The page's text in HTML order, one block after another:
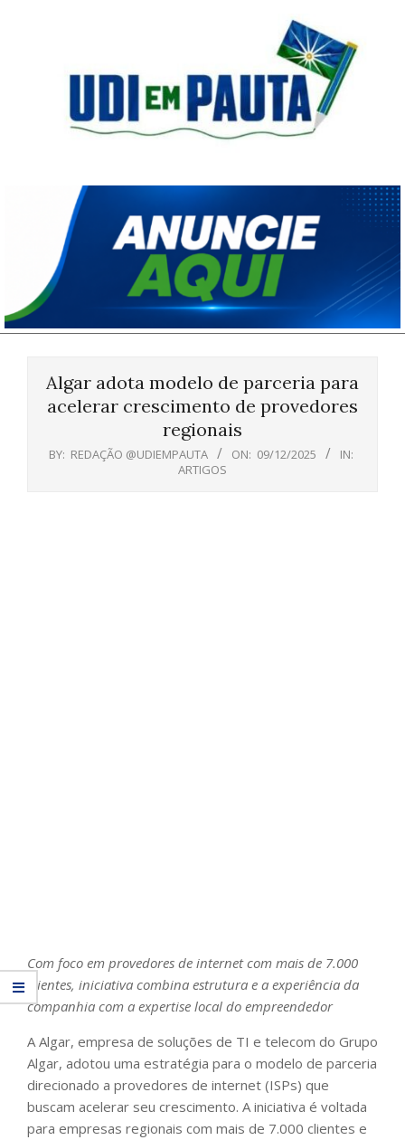
Pauta
Algar adota modelo de parceria para
acelerar crescimento de provedores
regionais
BY: REDAÇÃO @UDIEMPAUTA ON: 09/12/2025
IN:
ARTIGOS
Com foco em provedores de internet com mais de 7.000
clientes, iniciativa combina estrutura e a experiência da
companhia com a expertise local do empreendedor
A Algar, empresa de soluções de TI e telecom do Grupo
Algar, adotou uma estratégia para o modelo de parceria
direcionado a provedores de internet (ISPs) que
buscam acelerar seu crescimento. A iniciativa é voltada
para empresas regionais com mais de 7.000 clientes e